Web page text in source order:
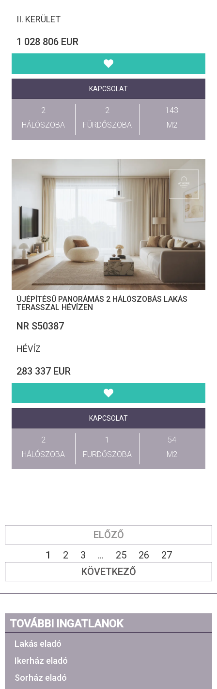
II. KERÜLET
1 028 806 EUR
KAPCSOLAT
2
HÁLÓSZOBA
2
FÜRDŐSZOBA
143
M2
ÚJÉPÍTÉSŰ PANORÁMÁS 2 HÁLÓSZOBÁS LAKÁS
TERASSZAL HÉVÍZEN
NR S50387
HÉVÍZ
283 337 EUR
KAPCSOLAT
2
HÁLÓSZOBA
1
FÜRDŐSZOBA
54
M2
ELŐZŐ
1
2 3 ... 25 26
27
KÖVETKEZŐ
TOVÁBBI INGATLANOK
Lakás eladó
Ikerház eladó
Sorház eladó